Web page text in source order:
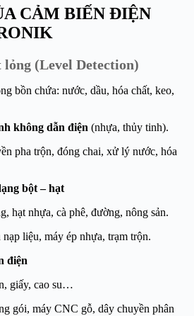
CẢM BIẾN ĐIỆN
(Level Detection)
bồn chứa: nước, dầu, hóa chất, keo,
không dẫn điện (nhựa, thủy tinh).
pha trộn, đóng chai, xử lý nước, hóa
bột – hạt
hạt nhựa, cà phê, đường, nông sản.
liệu, máy ép nhựa, trạm trộn.
điện
giấy, cao su…
gói, máy CNC gỗ, dây chuyền phân